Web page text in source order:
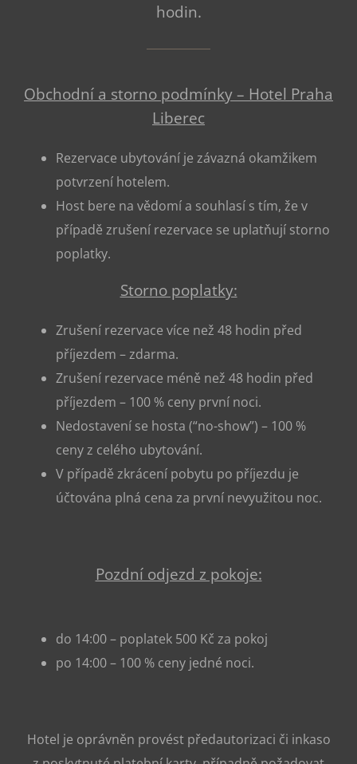
hodin.
Obchodní a storno podmínky – Hotel Praha
Liberec
Rezervace ubytování je závazná okamžikem
potvrzení hotelem.
Host bere na vědomí a souhlasí s tím, že v
případě zrušení rezervace se uplatňují storno
poplatky.
Storno poplatky:
Zrušení rezervace více než 48 hodin před
příjezdem – zdarma.
Zrušení rezervace méně než 48 hodin před
příjezdem – 100 % ceny první noci.
Nedostavení se hosta (“no-show”) – 100 %
ceny z celého ubytování.
V případě zkrácení pobytu po příjezdu je
účtována plná cena za první nevyužitou noc.
Pozdní odjezd z pokoje:
do 14:00 – poplatek 500 Kč za pokoj
po 14:00 – 100 % ceny jedné noci.
Hotel je oprávněn provést předautorizaci či inkaso